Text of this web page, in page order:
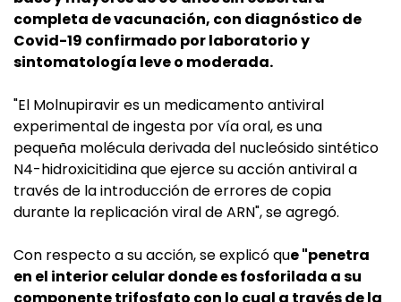
completa de vacunación, con diagnóstico de
Covid-19 confirmado por laboratorio y
sintomatología leve o moderada.
"El Molnupiravir es un medicamento antiviral
experimental de ingesta por vía oral, es una
pequeña molécula derivada del nucleósido sintético
N4-hidroxicitidina que ejerce su acción antiviral a
través de la introducción de errores de copia
durante la replicación viral de ARN", se agregó.
Con respecto a su acción, se explicó que "penetra
en el interior celular donde es fosforilada a su
componente trifosfato con lo cual a través de la